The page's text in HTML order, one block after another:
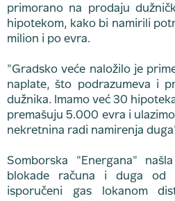
primorano na prodaju
hipotekom, kako bi namirili
milion i po evra.
"Gradsko veće naložilo je
naplate, što podrazumeva i
dužnika. Imamo već 30
premašuju 5.000 evra i
nekretnina radi namirenja
Somborska "Energana"
blokade računa i duga od
isporučeni gas lokanom